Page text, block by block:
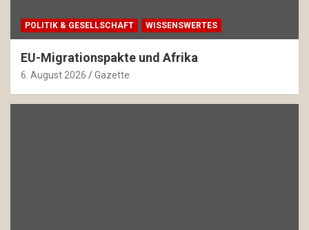
POLITIK & GESELLSCHAFT WISSENSWERTES
EU-Migrationspakte und Afrika
6. August 2026 Gazette